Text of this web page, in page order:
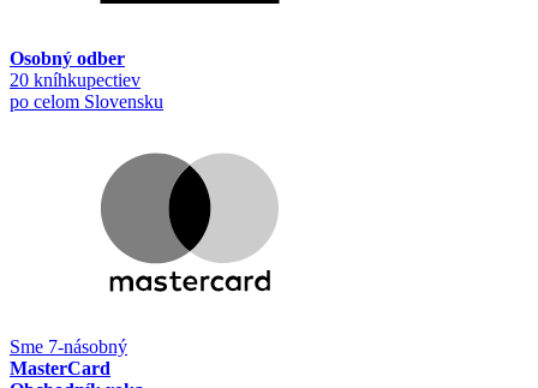
Osobný odber
20 kníhkupectiev
po celom Slovensku
Sme 7-násobný
MasterCard